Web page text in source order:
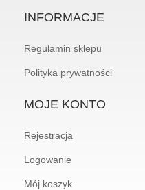
INFORMACJE
Regulamin sklepu
Polityka prywatności
MOJE KONTO
Rejestracja
Logowanie
Mój koszyk